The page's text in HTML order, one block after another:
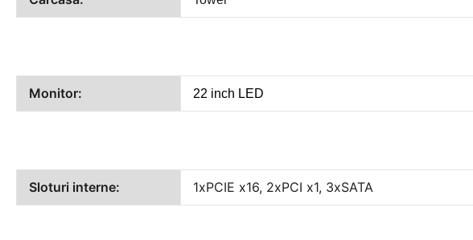
Monitor: 22 inch LED
Sloturi interne: 1xPCIE x16, 2xPCI x1, 3xSATA